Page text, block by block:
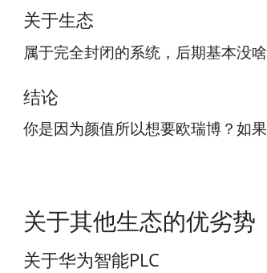
关于生态
属于完全封闭的系统，后期基本没
结论
你是因为颜值所以想要欧瑞博？如
关于其他生态的优劣势
关于华为智能PLC